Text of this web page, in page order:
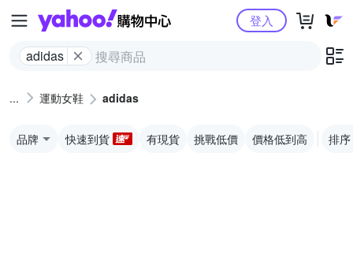
Yahoo購物中心
adidas
登入
運動女鞋 adidas
品牌 快速到貨 有現貨 挑戰低價 價格低到高 排序